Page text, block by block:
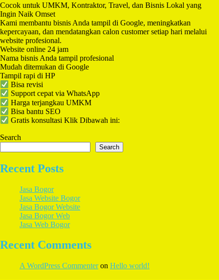
Cocok untuk UMKM, Kontraktor, Travel, dan Bisnis Lokal yang
Ingin Naik Omset
Kami membantu bisnis Anda tampil di Google, meningkatkan
kepercayaan, dan mendatangkan calon customer setiap hari melalui
website profesional.
Website online 24 jam
Nama bisnis Anda tampil profesional
Mudah ditemukan di Google
Tampil rapi di HP
Bisa revisi
Support cepat via WhatsApp
Harga terjangkau UMKM
Bisa bantu SEO
Gratis konsultasi Klik Dibawah ini:
Search
Search
Recent Posts
Jasa Bogor
Jasa Website Bogor
Jasa Bogor Website
Jasa Bogor Web
Jasa Web Bogor
Recent Comments
A WordPress Commenteron Hello world!